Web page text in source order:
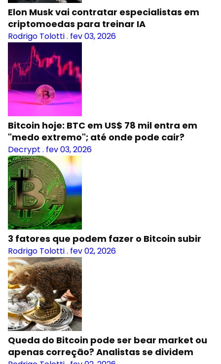
Elon Musk vai contratar especialistas em
criptomoedas para treinar IA
Rodrigo Tolotti. fev 03, 2026
Bitcoin hoje: BTC em US$ 78 mil entra em
"medo extremo"; até onde pode cair?
Decrypt . fev 03, 2026
3 fatores que podem fazer o Bitcoin subir
Rodrigo Tolotti. fev 02, 2026
Queda do Bitcoin pode ser bear market ou
apenas correção? Analistas se dividem